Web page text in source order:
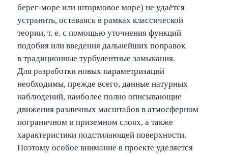
берег-море или штормовое море) не удаётся
устранить, оставаясь в рамках классической
теории, т. е. с помощью уточнения функций
подобия или введения дальнейших поправок
в традиционные турбулентные замыкания.
Для разработки новых параметризаций
необходимы, прежде всего, данные натурных
наблюдений, наиболее полно описывающие
движения различных масштабов в атмосферном
пограничном и приземном слоях, а также
характеристики подстилающей поверхности.
Поэтому особое внимание в проекте уделяется